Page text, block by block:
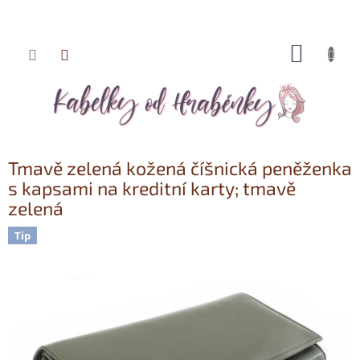
Přejít
Tmavě zelená kožená číšnická peněženka
s kapsami na kreditní karty; tmavě
zelená
Tip